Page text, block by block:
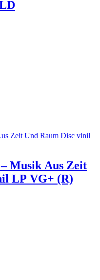
Musik Aus Zeit
Und Raum Disc vinil LP VG+ (R)